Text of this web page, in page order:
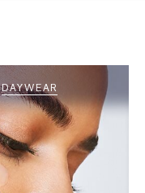
DAYWEAR